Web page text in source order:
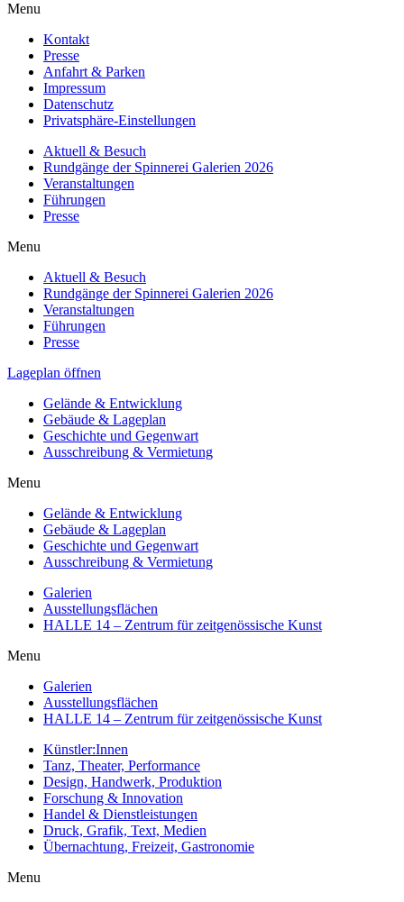
Menu
Kontakt
Presse
Anfahrt & Parken
Impressum
Datenschutz
Privatsphäre-Einstellungen
Aktuell & Besuch
Rundgänge der Spinnerei Galerien 2026
Veranstaltungen
Führungen
Presse
Menu
Aktuell & Besuch
Rundgänge der Spinnerei Galerien 2026
Veranstaltungen
Führungen
Presse
Lageplan öffnen
Gelände & Entwicklung
Gebäude & Lageplan
Geschichte und Gegenwart
Ausschreibung & Vermietung
Menu
Gelände & Entwicklung
Gebäude & Lageplan
Geschichte und Gegenwart
Ausschreibung & Vermietung
Galerien
Ausstellungsflächen
HALLE 14 – Zentrum für zeitgenössische Kunst
Menu
Galerien
Ausstellungsflächen
HALLE 14 – Zentrum für zeitgenössische Kunst
Künstler:Innen
Tanz, Theater, Performance
Design, Handwerk, Produktion
Forschung & Innovation
Handel & Dienstleistungen
Druck, Grafik, Text, Medien
Übernachtung, Freizeit, Gastronomie
Menu